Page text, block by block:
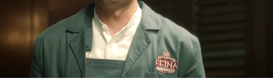
Otro de los momentazos de la temporada fue la
boda de Carmen y Tasio con todos los
trabajadores de la fábrica vestidos de punta en
blanco y muy felices por sus amigos. ¡Eso sí que
fue una buena fiesta!